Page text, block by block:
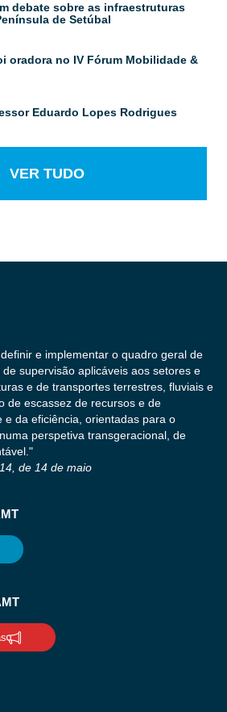
debate sobre as infraestruturas
de Setúbal
oradora no IV Fórum Mobilidade &
Eduardo Lopes Rodrigues
VER TUDO
e implementar o quadro geral de
supervisão aplicáveis aos setores e
e de transportes terrestres, fluviais e
de escassez de recursos e de
e da eficiência, orientadas para o
perspetiva transgeracional, de
de 14 de maio